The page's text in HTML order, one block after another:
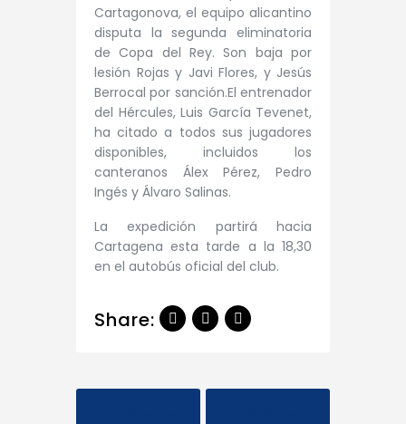
Cartagonova, el equipo alicantino
disputa la segunda eliminatoria
de Copa del Rey. Son baja por
lesión Rojas y Javi Flores, y Jesús
Berrocal por sanción.El entrenador
del Hércules, Luis García Tevenet,
ha citado a todos sus jugadores
disponibles, incluidos los
canteranos Álex Pérez, Pedro
Ingés y Álvaro Salinas.
La expedición partirá hacia
Cartagena esta tarde a la 18,30
en el autobús oficial del club.
Share: